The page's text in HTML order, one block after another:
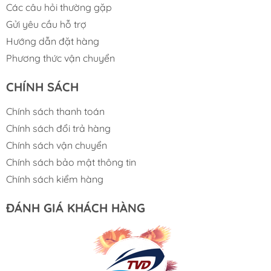
Vật liệu : Xốp EVA cứng (marine-grade),
không độc hại, không mùi, thân thiện với môi
trường biển.
Độ bền: Chống UV, chống ăn mòn muối biển,
Đàn hồi tốt
Kiểm tra ASTM
(200 giờ), đảm bảo hoạt động ổn định trong
môi trường biển.
Thiết Kế Màu Đen Chỉ Đen – Hiện Đại, Tinh Tế
Màu sắc
cách tối giản, hiện đại, phù hợp tàu cano cao
tốc hoặc du thuyền nhỏ.
sàn tàu nhỏ hoặc cắt ghép tùy chỉnh.
: 6mm, đủ êm, giảm tiếng ồn, bảo vệ
bề mặt sàn khỏi trầy xước.
Các câu hỏi thường gặp
Gửi yêu cầu hỗ trợ
Hướng dẫn đặt hàng
Phương thức vận chuyển
CHÍNH SÁCH
Chính sách thanh toán
Chính sách đổi trả hàng
Chính sách vận chuyển
Chính sách bảo mật thông tin
Chính sách kiểm hàng
ĐÁNH GIÁ KHÁCH HÀNG